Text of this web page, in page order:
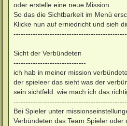
oder erstelle eine neue Mission.
So das die Sichtbarkeit im Menü
Klicke nun auf erniedricht und sieh
Sicht der Verbündeten
------------------------------
ich hab in meiner mission
der spieleer das sieht was der
sein sichtfeld. wie mach ich das
Bei Spieler unter
Verbündeten das Team Spieler oder